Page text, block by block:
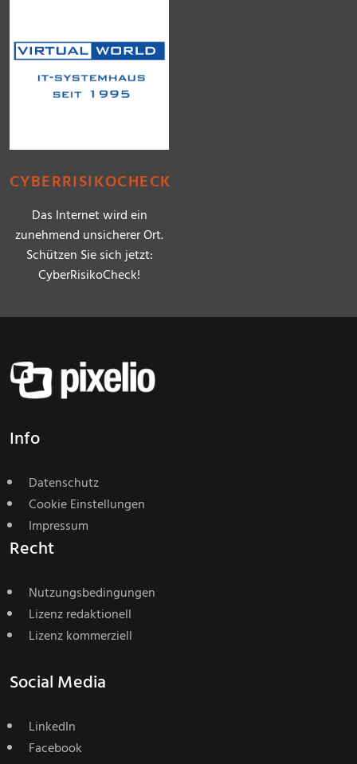
CYBERRISIKOCHECK
Das Internet wird ein
zunehmend unsicherer Ort.
Schützen Sie sich jetzt:
CyberRisikoCheck!
Info
Datenschutz
Cookie Einstellungen
Impressum
Recht
Nutzungsbedingungen
Lizenz redaktionell
Lizenz kommerziell
Social Media
LinkedIn
Facebook